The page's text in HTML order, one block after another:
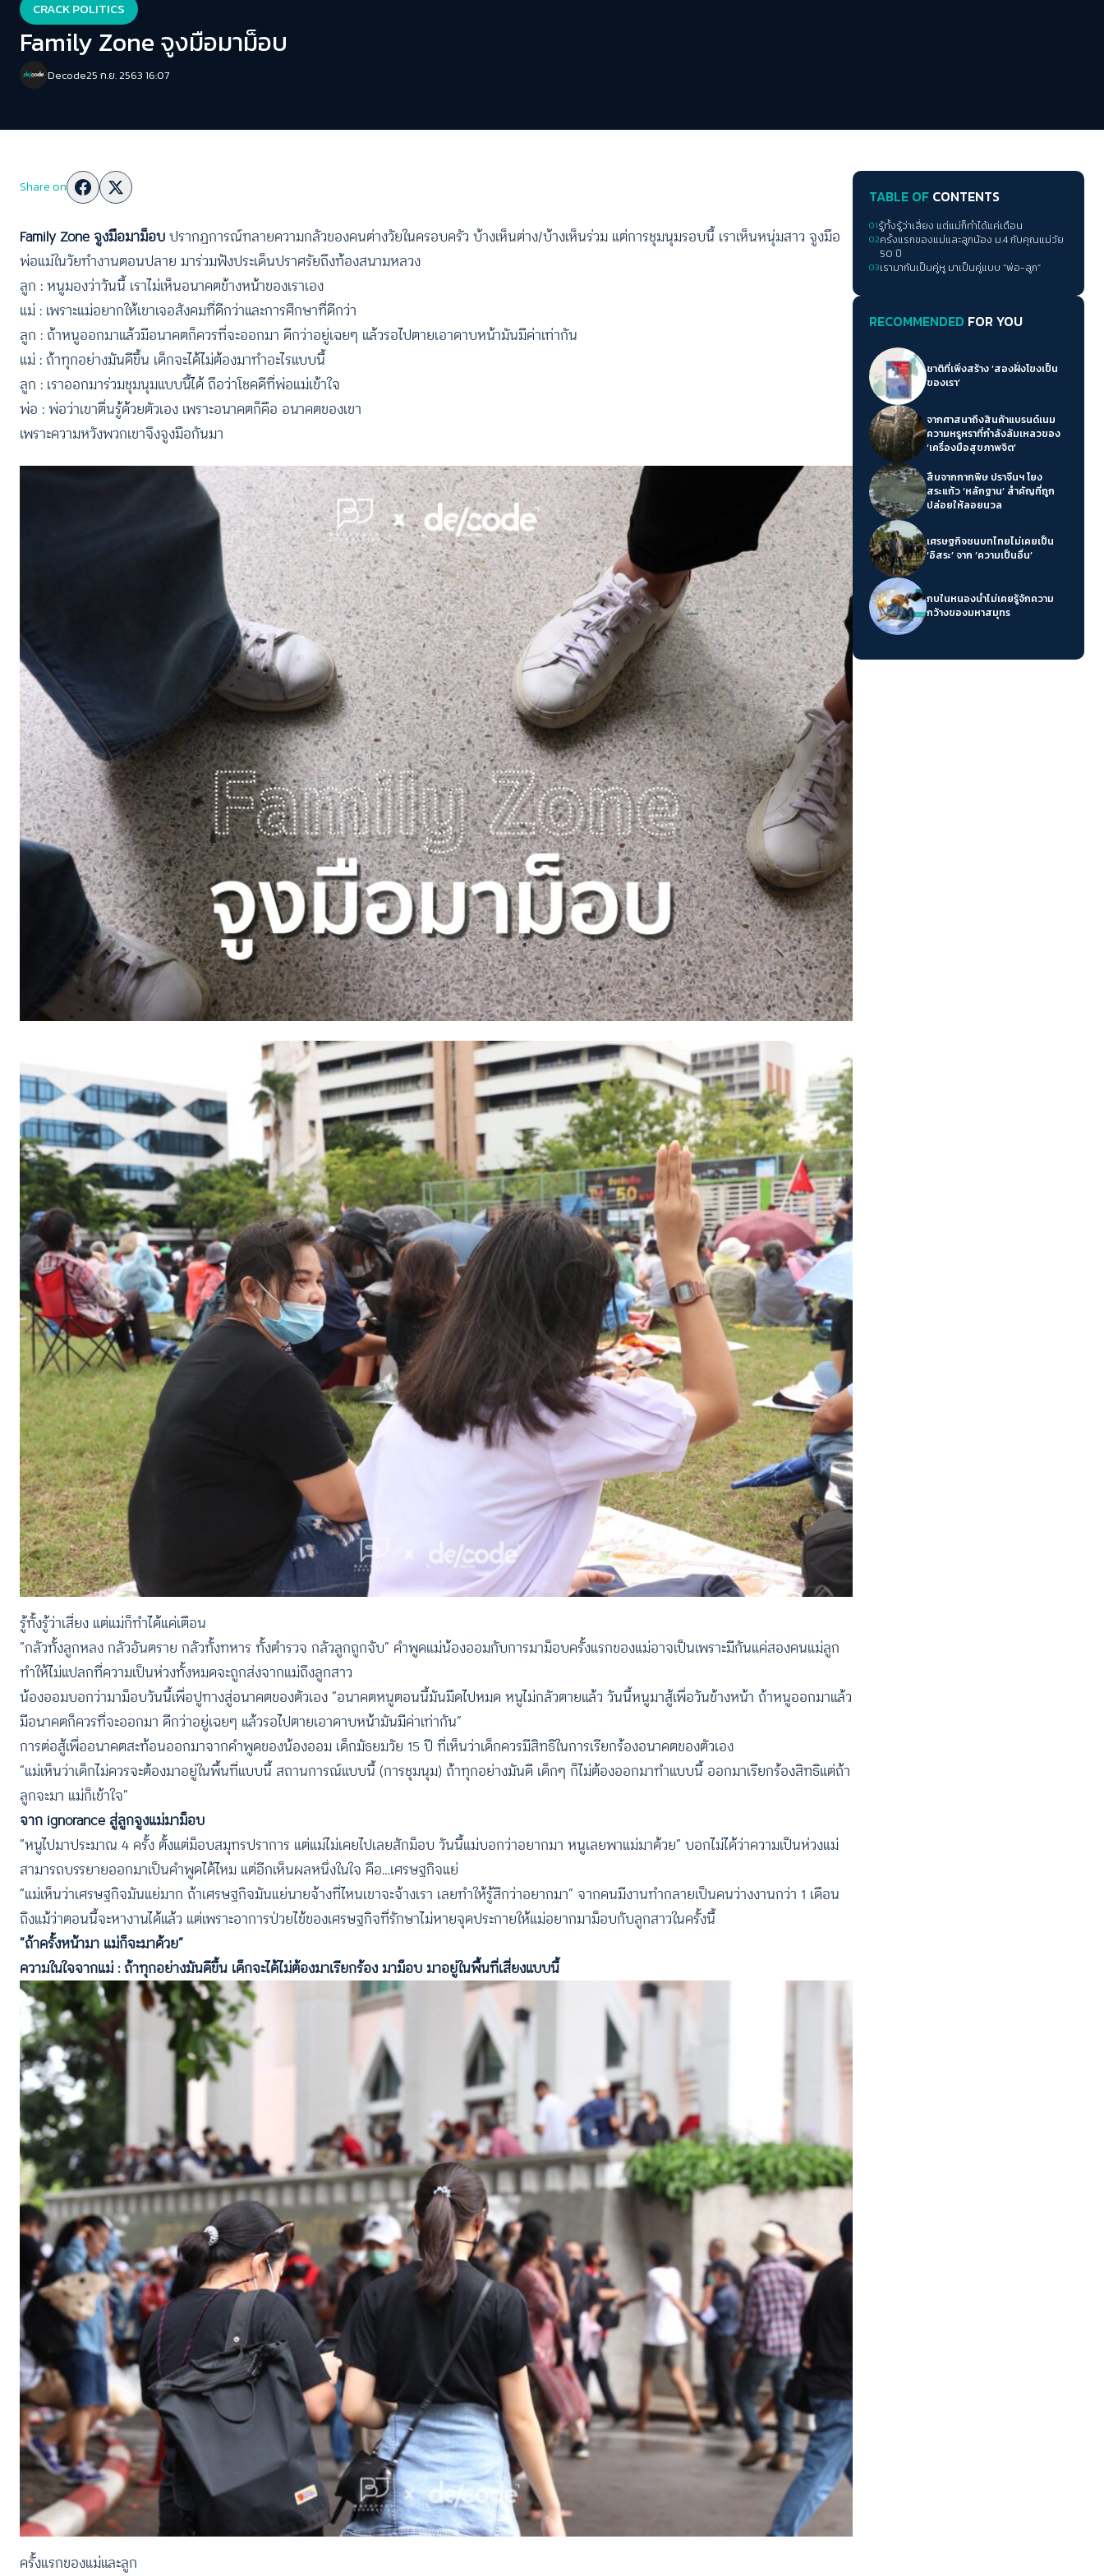
CRACK POLITICS
Family Zone จูงมือมาม็อบ
Decode25 ก.ย. 2563 16:07
Share on
Family Zone จูงมือมาม็อบปรากฏการณ์ทลายความกลัวของคนต่างวัยในครอบครัว บ้างเห็นต่าง/บ้างเห็นร่วม แต่การชุมนุมรอบนี้ เราเห็นหนุ่มสาว จูงมือ
พ่อแม่ในวัยทำงานตอนปลาย มาร่วมฟังประเด็นปราศรัยถึงท้องสนามหลวง
ลูก : หนูมองว่าวันนี้ เราไม่เห็นอนาคตข้างหน้าของเราเอง
แม่ : เพราะแม่อยากให้เขาเจอสังคมที่ดีกว่าและการศึกษาที่ดีกว่า
ลูก : ถ้าหนูออกมาแล้วมีอนาคตก็ควรที่จะออกมา ดีกว่าอยู่เฉยๆ แล้วรอไปตายเอาดาบหน้ามันมีค่าเท่ากัน
แม่ : ถ้าทุกอย่างมันดีขึ้น เด็กจะได้ไม่ต้องมาทำอะไรแบบนี้
ลูก : เราออกมาร่วมชุมนุมแบบนี้ได้ ถือว่าโชคดีที่พ่อแม่เข้าใจ
พ่อ : พ่อว่าเขาตื่นรู้ด้วยตัวเอง เพราะอนาคตก็คือ อนาคตของเขา
เพราะความหวังพวกเขาจึงจูงมือกันมา
รู้ทั้งรู้ว่าเสี่ยง แต่แม่ก็ทำได้แค่เตือน
“กลัวทั้งลูกหลง กลัวอันตราย กลัวทั้งทหาร ทั้งตำรวจ กลัวลูกถูกจับ” คำพูดแม่น้องออมกับการมาม็อบครั้งแรกของแม่อาจเป็นเพราะมีกันแค่สองคนแม่ลูก
ทำให้ไม่แปลกที่ความเป็นห่วงทั้งหมดจะถูกส่งจากแม่ถึงลูกสาว
น้องออมบอกว่ามาม็อบวันนี้เพื่อปูทางสู่อนาคตของตัวเอง “อนาคตหนูตอนนี้มันมืดไปหมด หนูไม่กลัวตายแล้ว วันนี้หนูมาสู้เพื่อวันข้างหน้า ถ้าหนูออกมาแล้ว
มีอนาคตก็ควรที่จะออกมา ดีกว่าอยู่เฉยๆ แล้วรอไปตายเอาดาบหน้ามันมีค่าเท่ากัน”
การต่อสู้เพื่ออนาคตสะท้อนออกมาจากคำพูดของน้องออม เด็กมัธยมวัย 15 ปี ที่เห็นว่าเด็กควรมีสิทธิในการเรียกร้องอนาคตของตัวเอง
“แม่เห็นว่าเด็กไม่ควรจะต้องมาอยู่ในพื้นที่แบบนี้ สถานการณ์แบบนี้ (การชุมนุม) ถ้าทุกอย่างมันดี เด็กๆ ก็ไม่ต้องออกมาทำแบบนี้ ออกมาเรียกร้องสิทธิแต่ถ้า
ลูกจะมา แม่ก็เข้าใจ”
จาก ignorance สู่ลูกจูงแม่มาม็อบ
“หนูไปมาประมาณ 4 ครั้ง ตั้งแต่ม็อบสมุทรปราการ แต่แม่ไม่เคยไปเลยสักม็อบ วันนี้แม่บอกว่าอยากมา หนูเลยพาแม่มาด้วย” บอกไม่ได้ว่าความเป็นห่วงแม่
สามารถบรรยายออกมาเป็นคำพูดได้ไหม แต่อีกเห็นผลหนึ่งในใจ คือ…เศรษฐกิจแย่
“แม่เห็นว่าเศรษฐกิจมันแย่มาก ถ้าเศรษฐกิจมันแย่นายจ้างที่ไหนเขาจะจ้างเรา เลยทำให้รู้สึกว่าอยากมา” จากคนมีงานทำกลายเป็นคนว่างงานกว่า 1 เดือน
ถึงแม้ว่าตอนนี้จะหางานได้แล้ว แต่เพราะอาการป่วยไข้ของเศรษฐกิจที่รักษาไม่หายจุดประกายให้แม่อยากมาม็อบกับลูกสาวในครั้งนี้
“ถ้าครั้งหน้ามา แม่ก็จะมาด้วย”
ความในใจจากแม่ : ถ้าทุกอย่างมันดีขึ้น เด็กจะได้ไม่ต้องมาเรียกร้อง มาม็อบ มาอยู่ในพื้นที่เสี่ยงแบบนี้
ครั้งแรกของแม่และลูก
TABLE OF CONTENTS
01รู้ทั้งรู้ว่าเสี่ยง แต่แม่ก็ทำได้แค่เตือน
02ครั้งแรกของแม่และลูกน้อง ม.4 กับคุณแม่วัย
50 ปี
03เรามากันเป็นคู่หู มาเป็นคู่แบบ “พ่อ-ลูก”
RECOMMENDED FOR YOU
ชาติที่เพิ่งสร้าง ‘สองฝั่งโขงเป็น
ของเรา’
จากศาสนาถึงสินค้าแบรนด์เนม
ความหรูหราที่กำลังล้มเหลวของ
‘เครื่องมือสุขภาพจิต’
สืบจากกากพิษ ปราจีนฯ โยง
สระแก้ว ‘หลักฐาน’ สำคัญที่ถูก
ปล่อยให้ลอยนวล
เศรษฐกิจชนบทไทยไม่เคยเป็น
‘อิสระ’ จาก ‘ความเป็นอื่น’
กบในหนองน้ำไม่เคยรู้จักความ
กว้างของมหาสมุทร